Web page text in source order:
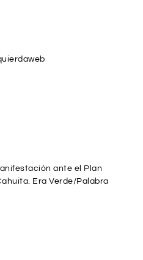
ante el Plan
Era Verde/Palabra